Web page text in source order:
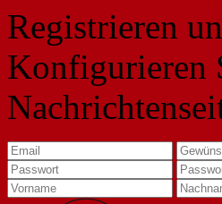
Registrieren
Konfigurieren